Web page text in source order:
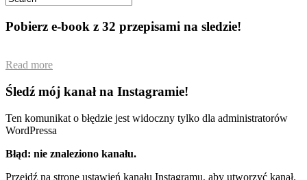
Pobierz e-book z 32 przepisami na sledzie!
Read more
Śledź mój kanał na Instagramie!
Ten komunikat o błędzie jest widoczny tylko dla administratorów
WordPressa
Błąd: nie znaleziono kanału.
Przejdź na stronę ustawień kanału Instagramu, aby utworzyć kanał.